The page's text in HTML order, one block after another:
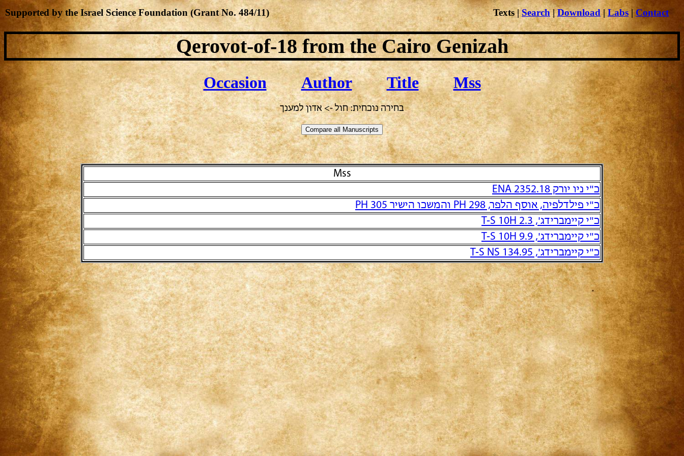
Qerovot-of-18from the Cairo Genizah
Occasion Author Title Mss
בחירה נוכחית: חול -> אדון למענך
Mss
כ"י ניו יורק ENA 2352.18
כ"י פילדלפיה, אוסף הלפר, PH 298 והמשכו הישיר PH 305
כ"י קיימברידג', T-S 10H 2.3
כ"י קיימברידג', T-S 10H 9.9
כ"י קיימברידג', T-S NS 134.95
Texts|Search|Download|Labs | Contact
Supported by the Israel Science Foundation (Grant No. 484/11)